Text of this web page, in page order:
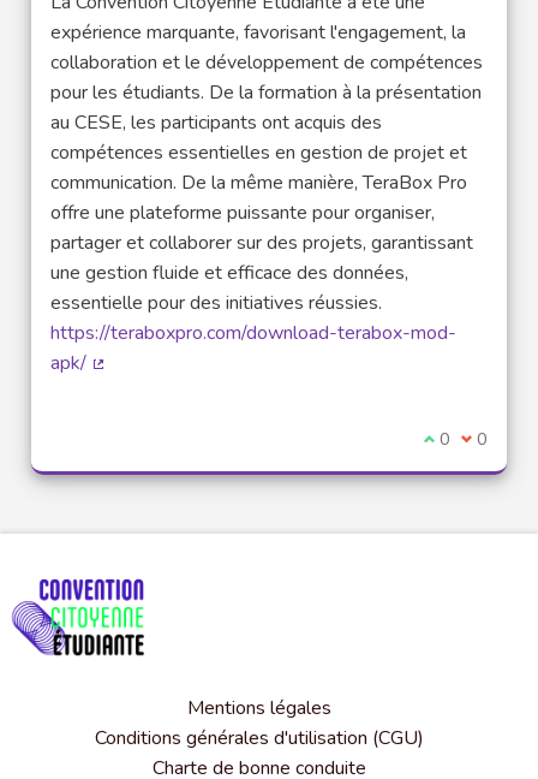
expérience marquante, favorisant l'engagement, la
collaboration et le développement de compétences
pour les étudiants. De la formation à la présentation
au CESE, les participants ont acquis des
compétences essentielles en gestion de projet et
communication. De la même manière, TeraBox Pro
offre une plateforme puissante pour organiser,
partager et collaborer sur des projets, garantissant
une gestion fluide et efficace des données,
essentielle pour des initiatives réussies.
https://teraboxpro.com/download-terabox-mod-
apk/
Je suis
0 Je ne
0
Mentions légales
Conditions générales d'utilisation (CGU)
Charte de bonne conduite